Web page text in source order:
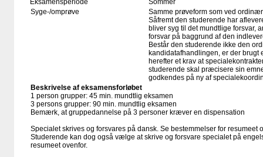
Eksamensperiode
Sommer
Syge-/omprøve
Samme prøveform som ved
Såfremt den studerende har
bliver syg til det mundtlige forsvar,
forsvar på baggrund af den
Består den studerende ikke den
kandidatafhandlingen, er der brugt
herefter et krav at
studerende skal præcisere sin
godkendes på ny af
Beskrivelse af eksamensforløbet
1 person grupper: 45 min. mundtlig eksamen
3 persons grupper: 90 min. mundtlig eksamen
Bemærk, at gruppedannelse på 3 personer kræver en dispensation
Specialet skrives og forsvares på dansk. Se bestemmelser for resumeet
Studerende kan dog også vælge at skrive og forsvare specialet på
resumeet ovenfor.